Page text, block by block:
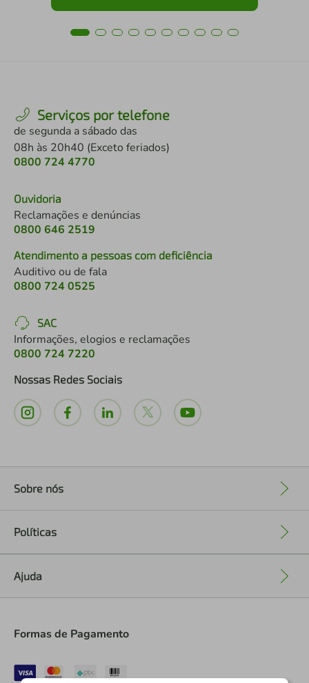
Serviços por telefone
de segunda a sábado das
08h às 20h40 (Exceto feriados)
0800 724 4770
Ouvidoria
Reclamações e denúncias
0800 646 2519
Atendimento a pessoas com deficiência
Auditivo ou de fala
0800 724 0525
SAC
Informações, elogios e reclamações
0800 724 7220
Nossas Redes Sociais
Sobre nós
Políticas
Ajuda
Formas de Pagamento